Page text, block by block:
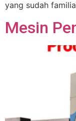
yang sudah
Mesin